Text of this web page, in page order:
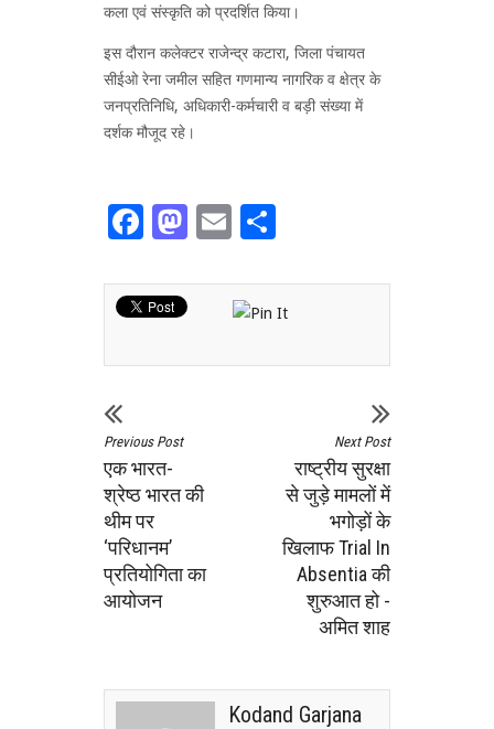
कला एवं संस्कृति को प्रदर्शित किया।
इस दौरान कलेक्टर राजेन्द्र कटारा, जिला पंचायत
सीईओ रेना जमील सहित गणमान्य नागरिक व क्षेत्र के
जनप्रतिनिधि, अधिकारी-कर्मचारी व बड़ी संख्या में
दर्शक मौजूद रहे।
Facebook
Mastodon
Email
Previous Post
एक भारत-
श्रेष्ठ भारत की
थीम पर
‘परिधानम’
प्रतियोगिता का
आयोजन
Next Post
राष्ट्रीय सुरक्षा
से जुड़े मामलों में
भगोड़ों के
खिलाफ Trial In
Absentia की
शुरुआत हो -
अमित शाह
Kodand Garjana